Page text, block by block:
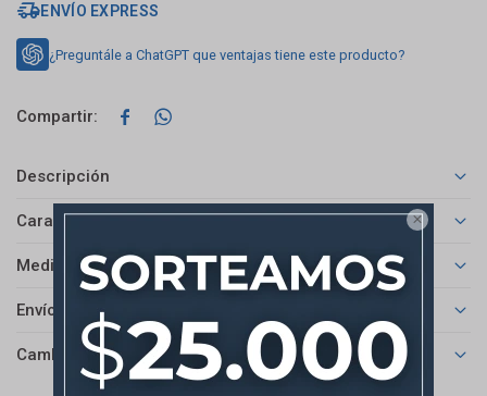

ENVÍO EXPRESS
¿Preguntále a ChatGPT que ventajas tiene este producto?
 
Descripción
Características
Medios de pago
Envíos
Cambios y Devoluciones